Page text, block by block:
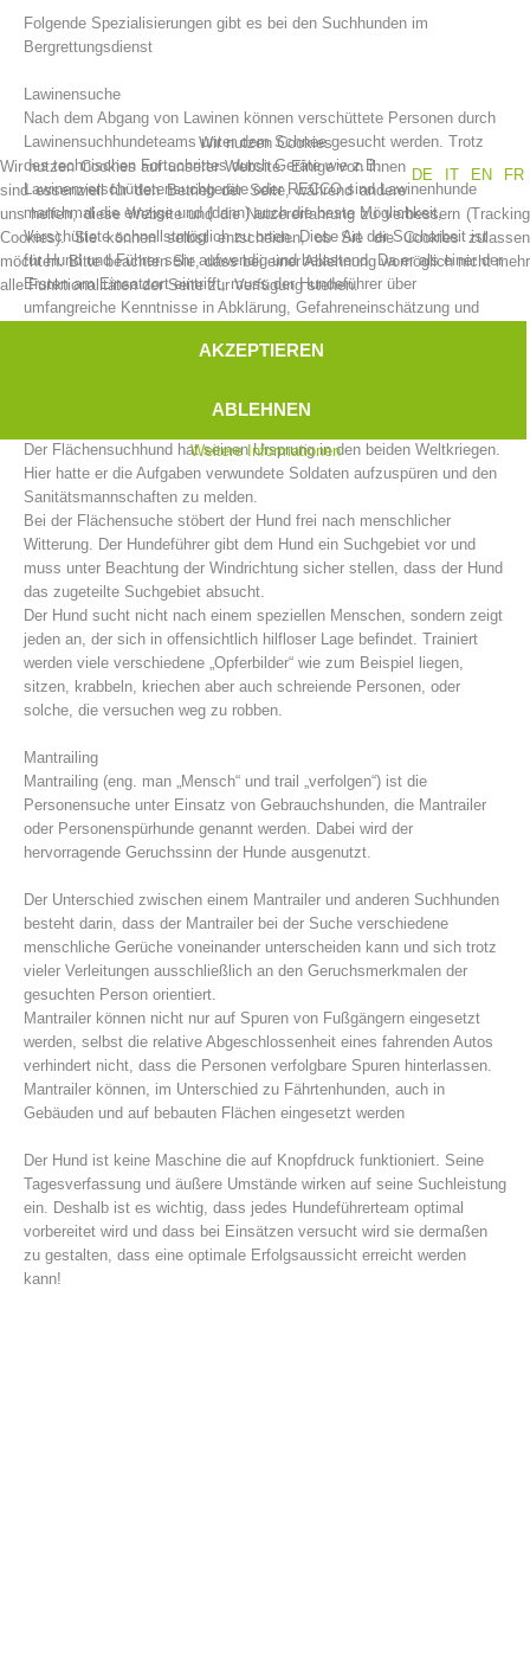
Alarmierung
Folgende Spezialisierungen gibt es bei den Suchhunden im
Bergrettungsdienst
Lawinensuche
Nach dem Abgang von Lawinen können verschüttete Personen durch
Lawinensuchhundeteams unter dem Schnee gesucht werden. Trotz
des technischen Fortschrittes durch Geräte wie z.B.
Lawinenverschüttetensuchgeräte oder RECCO sind Lawinenhunde
manchmal die einzige und (dann) auch die beste Möglichkeit,
Verschüttete schnellstmöglich zu orten. Diese Art der Sucharbeit ist
für Hund und Führer sehr aufwendig und belastend. Da er als einer der
Ersten am Einsatzort eintrifft, muss der Hundeführer über
umfangreiche Kenntnisse in Abklärung, Gefahreneinschätzung und
Hunden, Sondierketten, LVS-Suchteams und anderen störenden
Der Flächensuchhund hat seinen Ursprung in den beiden Weltkriegen.
Hier hatte er die Aufgaben verwundete Soldaten aufzuspüren und den
Sanitätsmannschaften zu melden.
Bei der Flächensuche stöbert der Hund frei nach menschlicher
Witterung. Der Hundeführer gibt dem Hund ein Suchgebiet vor und
muss unter Beachtung der Windrichtung sicher stellen, dass der Hund
das zugeteilte Suchgebiet absucht.
Der Hund sucht nicht nach einem speziellen Menschen, sondern zeigt
jeden an, der sich in offensichtlich hilfloser Lage befindet. Trainiert
werden viele verschiedene „Opferbilder“ wie zum Beispiel liegen,
sitzen, krabbeln, kriechen aber auch schreiende Personen, oder
solche, die versuchen weg zu robben.
Mantrailing
Mantrailing (eng. man „Mensch“ und trail „verfolgen“) ist die
Personensuche unter Einsatz von Gebrauchshunden, die Mantrailer
oder Personenspürhunde genannt werden. Dabei wird der
hervorragende Geruchssinn der Hunde ausgenutzt.
Der Unterschied zwischen einem Mantrailer und anderen Suchhunden
besteht darin, dass der Mantrailer bei der Suche verschiedene
menschliche Gerüche voneinander unterscheiden kann und sich trotz
vieler Verleitungen ausschließlich an den Geruchsmerkmalen der
gesuchten Person orientiert.
Mantrailer können nicht nur auf Spuren von Fußgängern eingesetzt
werden, selbst die relative Abgeschlossenheit eines fahrenden Autos
verhindert nicht, dass die Personen verfolgbare Spuren hinterlassen.
Mantrailer können, im Unterschied zu Fährtenhunden, auch in
Gebäuden und auf bebauten Flächen eingesetzt werden
Der Hund ist keine Maschine die auf Knopfdruck funktioniert. Seine
Tagesverfassung und äußere Umstände wirken auf seine Suchleistung
ein. Deshalb ist es wichtig, dass jedes Hundeführerteam optimal
vorbereitet wird und dass bei Einsätzen versucht wird sie dermaßen
zu gestalten, dass eine optimale Erfolgsaussicht erreicht werden
kann!
Wir nutzen Cookies
DE
IT EN FR
Wir nutzen Cookies auf unserer Website. Einige von ihnen
sind essenziell für den Betrieb der Seite, während andere
uns helfen, diese Website und die Nutzererfahrung zu verbessern (Tracking
Cookies). Sie können selbst entscheiden, ob Sie die Cookies zulassen
möchten. Bitte beachten Sie, dass bei einer Ablehnung womöglich nicht mehr
alle Funktionalitäten der Seite zur Verfügung stehen.
AKZEPTIEREN
ABLEHNEN
Weitere Informationen